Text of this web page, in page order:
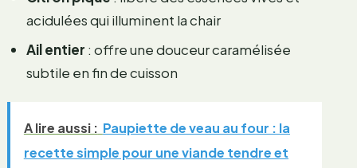
acidulées qui illuminent la chair
Ail entier : offre une douceur caramélisée
subtile en fin de cuisson
A lire aussi : Paupiette de veau au four : la
recette simple pour une viande tendre et